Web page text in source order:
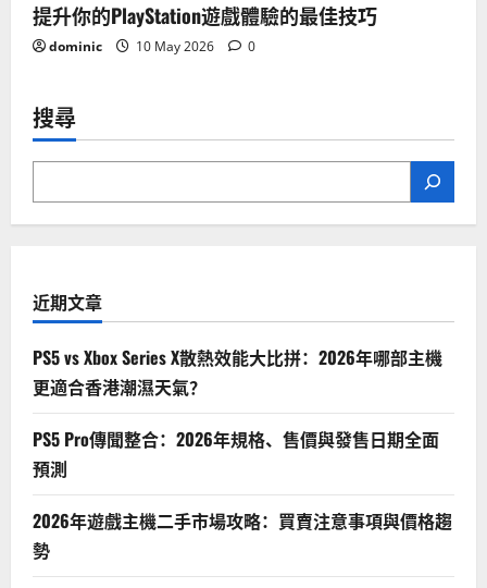
提升你的PlayStation遊戲體驗的最佳技巧
dominic 10 May 2026 0
搜尋
近期文章
PS5 vs Xbox Series X散熱效能大比拼：2026年哪部主機
更適合香港潮濕天氣？
PS5 Pro傳聞整合：2026年規格、售價與發售日期全面
預測
2026年遊戲主機二手市場攻略：買賣注意事項與價格趨
勢